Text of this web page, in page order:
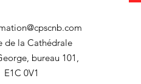
de la Cathédrale
bureau 101,
0V1